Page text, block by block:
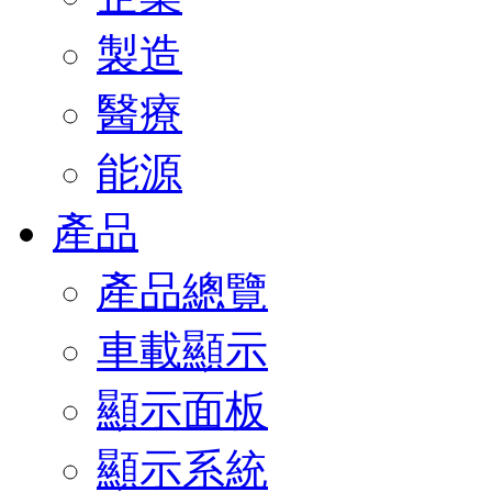
製造
醫療
能源
產品
產品總覽
車載顯示
顯示面板
顯示系統